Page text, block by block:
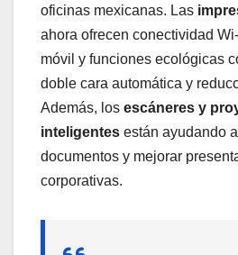
oficinas mexicanas. Las
ahora ofrecen conectividad
móvil y funciones ecológicas
doble cara automática y
Además, los escáneres y
inteligentes están ayudando
documentos y mejorar
corporativas.